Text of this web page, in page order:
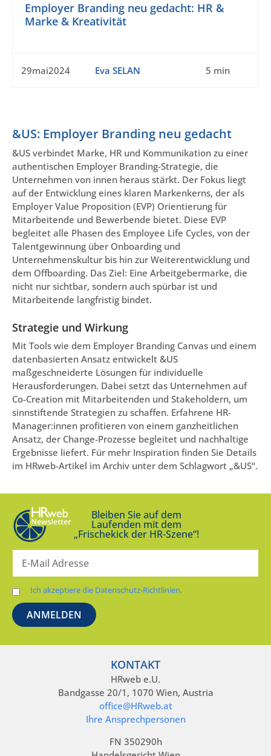
Employer Branding neu gedacht: HR &
Marke & Kreativität
29mai2024 Eva SELAN 5 min
&US: Employer Branding neu gedacht
&US verbindet Marke, HR und Kommunikation zu einer
authentischen Employer Branding-Strategie, die
Unternehmen von innen heraus stärkt. Der Fokus liegt
auf der Entwicklung eines klaren Markenkerns, der als
Employer Value Proposition (EVP) Orientierung für
Mitarbeitende und Bewerbende bietet. Diese EVP
begleitet alle Phasen des Employee Life Cycles, von der
Talentgewinnung über Onboarding und
Unternehmenskultur bis hin zur Weiterentwicklung und
dem Offboarding. Das Ziel: Eine Arbeitgebermarke, die
nicht nur sichtbar, sondern auch spürbar ist und
Mitarbeitende langfristig bindet.
Strategie und Wirkung
Mit Tools wie dem Employer Branding Canvas und einem
datenbasierten Ansatz entwickelt &US
maßgeschneiderte Lösungen für individuelle
Herausforderungen. Dabei setzt das Unternehmen auf
Co-Creation mit Mitarbeitenden und Stakeholdern, um
sinnstiftende Strategien zu schaffen. Erfahrene HR-
Manager:innen profitieren von einem ganzheitlichen
Ansatz, der Change-Prozesse begleitet und nachhaltige
Ergebnisse liefert. Für mehr Inspiration finden Sie Details
im HRweb-Artikel im Archiv unter dem Schlagwort „&US“.
Bleiben Sie auf dem
Laufenden mit dem
„Frischekick der HR-Szene“!
Ich akzeptiere die Datenschutz-Richtlinien.
KONTAKT
HRweb e.U.
Bandgasse 20/1, 1070 Wien, Austria
office@HRweb.at
Ihre Ansprechpersonen
FN 350290h